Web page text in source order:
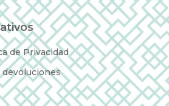
de Privacidad